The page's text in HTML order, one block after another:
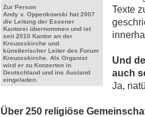
Zur Person
Andy v. Oppenkowski hat 2007
die Leitung der Essener
Kantorei übernommen und ist
seit 2010 Kantor an der
Kreuzeskirche und
künstlerischer Leiter des Forum
Kreuzeskirche. Als Organist
wird er zu Konzerten in
Deutschland und ins Ausland
eingeladen.
Texte
Und
auch
Ja,
Über 250 religiöse